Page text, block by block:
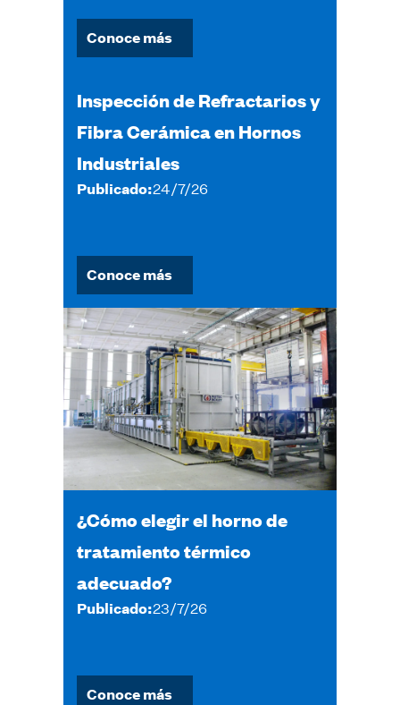
Conoce más
Inspección de Refractarios y
Fibra Cerámica en Hornos
Industriales
Publicado:24/7/26
Conoce más
¿Cómo elegir el horno de
tratamiento térmico
adecuado?
Publicado:23/7/26
Conoce más